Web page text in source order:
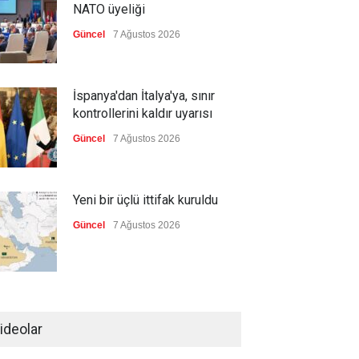
NATO üyeliği
Güncel 7 Ağustos 2026
İspanya'dan İtalya'ya, sınır
kontrollerini kaldır uyarısı
Güncel 7 Ağustos 2026
Yeni bir üçlü ittifak kuruldu
Güncel 7 Ağustos 2026